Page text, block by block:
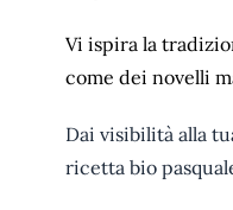
Vi ispira la
come dei novelli
Dai visibilità alla
ricetta bio